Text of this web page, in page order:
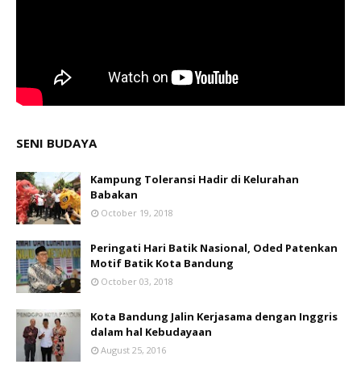
SENI BUDAYA
Kampung Toleransi Hadir di Kelurahan
Babakan
October 19, 2018
Peringati Hari Batik Nasional, Oded Patenkan
Motif Batik Kota Bandung
October 03, 2018
Kota Bandung Jalin Kerjasama dengan Inggris
dalam hal Kebudayaan
August 25, 2016